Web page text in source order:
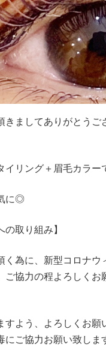
きましてありがとう
イリング＋眉毛カラ
に◎
の取り組み】
く為に、新型コロナ
ご協力の程よろしくお
すよう、よろしくお願
にご協力お願い致しま